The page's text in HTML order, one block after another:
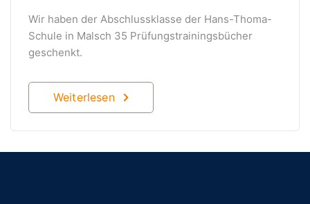
Wir haben der Abschlussklasse der Hans-Thoma-
Schule in Malsch 35 Prüfungstrainingsbücher
geschenkt.
Weiterlesen